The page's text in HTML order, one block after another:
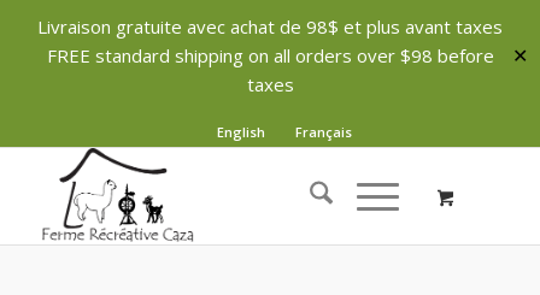
Livraison gratuite avec achat de 98$ et plus avant taxes
FREE standard shipping on all orders over $98 before
taxes
✕
English Français